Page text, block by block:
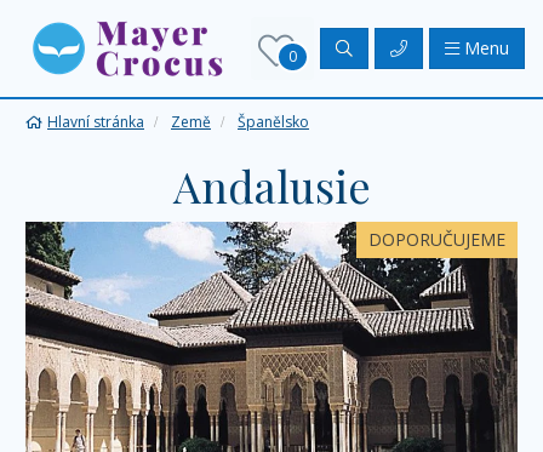
0 Menu
Hlavní stránka Země Španělsko
Andalusie
DOPORUČUJEME